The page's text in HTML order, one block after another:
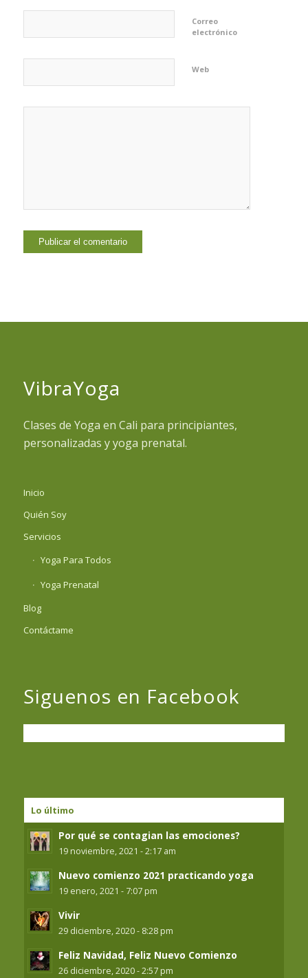
Correo
electrónico
Web
VibraYoga
Clases de Yoga en Cali para principiantes,
personalizadas y yoga prenatal.
Inicio
Quién Soy
Servicios
Yoga Para Todos
Yoga Prenatal
Blog
Contáctame
Siguenos en Facebook
Lo último
Por qué se contagian las emociones?
19 noviembre, 2021 - 2:17 am
Nuevo comienzo 2021 practicando yoga
19 enero, 2021 - 7:07 pm
Vivir
29 diciembre, 2020 - 8:28 pm
Feliz Navidad, Feliz Nuevo Comienzo
26 diciembre, 2020 - 2:57 pm